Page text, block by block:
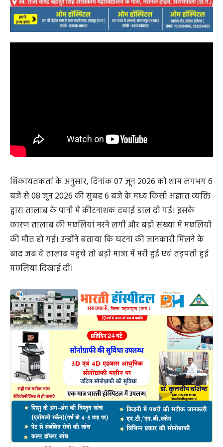
शिकायतकर्ता के अनुसार, दिनांक 07 जून 2026 को शाम लगभग 6
बजे से 08 जून 2026 की सुबह 6 बजे के मध्य किसी अज्ञात व्यक्ति
द्वारा तालाब के पानी में कीटनाशक दवाई डाल दी गई। इसके
कारण तालाब की मछलियां मरने लगीं और बड़ी संख्या में मछलियों
की मौत हो गई। उन्होंने बताया कि घटना की जानकारी मिलने के
बाद जब वे तालाब पहुंचे तो बड़ी मात्रा में मरी हुई एवं तड़पती हुई
मछलियां दिखाई दीं।